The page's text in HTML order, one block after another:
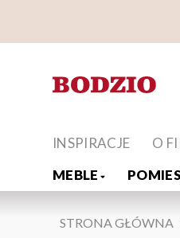
MEBLE
INSPIRACJE O
STRONA GŁÓWNA